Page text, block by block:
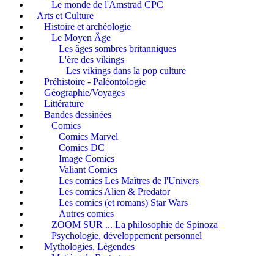
Le monde de l'Amstrad CPC
Arts et Culture
Histoire et archéologie
Le Moyen Âge
Les âges sombres britanniques
L'ère des vikings
Les vikings dans la pop culture
Préhistoire - Paléontologie
Géographie/Voyages
Littérature
Bandes dessinées
Comics
Comics Marvel
Comics DC
Image Comics
Valiant Comics
Les comics Les Maîtres de l'Univers
Les comics Alien & Predator
Les comics (et romans) Star Wars
Autres comics
ZOOM SUR ... La philosophie de Spinoza
Psychologie, développement personnel
Mythologies, Légendes